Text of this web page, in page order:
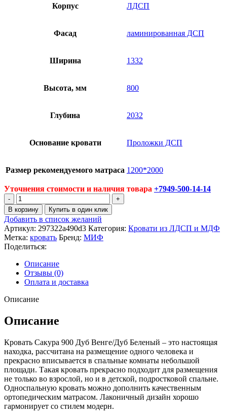
Корпус ЛДСП
Фасад ламинированная ДСП
Ширина 1332
Высота, мм 800
Глубина 2032
Основание кровати Проложки ДСП
Размер рекомендуемого матраса 1200*2000
Уточнения стоимости и наличия товара +7949-500-14-14
Количество
товара
Кровать
Сакура
1200
В корзину Купить в один клик
Добавить в список желаний
Артикул: 297322a490d3 Категория: Кровати из ЛДСП и МДФ
Метка: кровать Бренд: МИФ
Поделиться:
Описание
Отзывы (0)
Оплата и доставка
Описание
Описание
Кровать Сакура 900 Дуб Венге/Дуб Беленый – это настоящая
находка, рассчитана на размещение одного человека и
прекрасно вписывается в спальные комнаты небольшой
площади. Такая кровать прекрасно подходит для размещения
не только во взрослой, но и в детской, подростковой спальне.
Односпальную кровать можно дополнить качественным
ортопедическим матрасом. Лаконичный дизайн хорошо
гармонирует со стилем модерн.